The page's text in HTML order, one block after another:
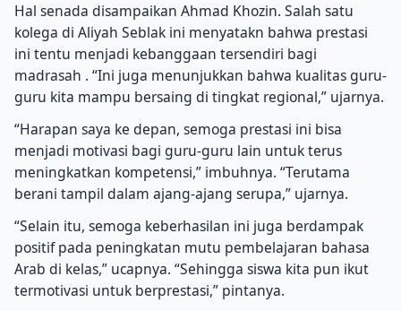
Hal senada disampaikan Ahmad Khozin. Salah satu
kolega di Aliyah Seblak ini menyatakn bahwa prestasi
ini tentu menjadi kebanggaan tersendiri bagi
madrasah . “Ini juga menunjukkan bahwa kualitas guru-
guru kita mampu bersaing di tingkat regional,” ujarnya.
“Harapan saya ke depan, semoga prestasi ini bisa
menjadi motivasi bagi guru-guru lain untuk terus
meningkatkan kompetensi,” imbuhnya. “Terutama
berani tampil dalam ajang-ajang serupa,” ujarnya.
“Selain itu, semoga keberhasilan ini juga berdampak
positif pada peningkatan mutu pembelajaran bahasa
Arab di kelas,” ucapnya. “Sehingga siswa kita pun ikut
termotivasi untuk berprestasi,” pintanya.